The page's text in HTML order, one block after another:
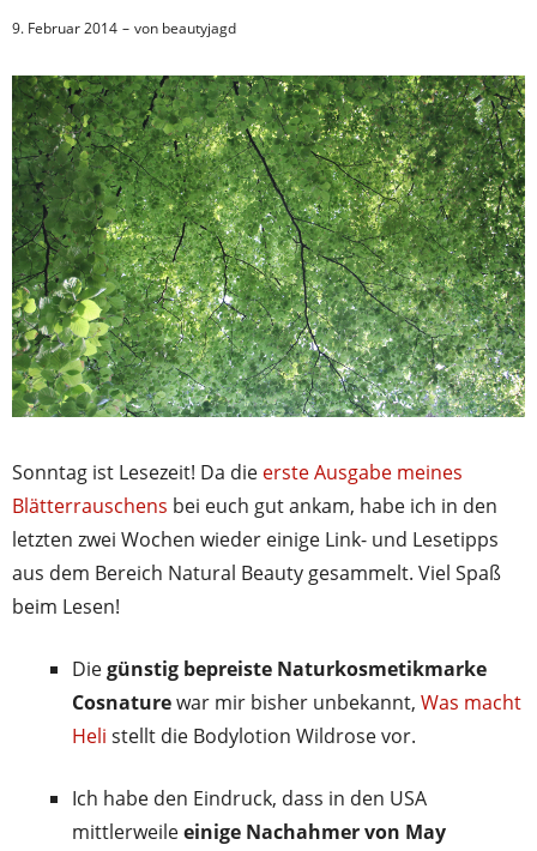
9. Februar 2014 von beautyjagd
Sonntag ist Lesezeit! Da die erste Ausgabe meines
Blätterrauschens bei euch gut ankam, habe ich in den
letzten zwei Wochen wieder einige Link- und Lesetipps
aus dem Bereich Natural Beauty gesammelt. Viel Spaß
beim Lesen!
Diegünstig bepreiste Naturkosmetikmarke
Cosnaturewar mir bisher unbekannt, Was macht
Heli stellt die Bodylotion Wildrose vor.
Ich habe den Eindruck, dass in den USA
mittlerweileeinige Nachahmer von May